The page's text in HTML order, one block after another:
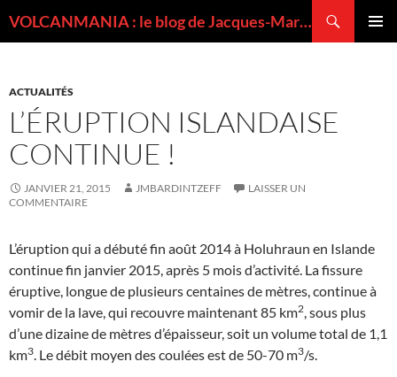
VOLCANMANIA : le blog de Jacques-Marie BARDINTZEFF, volcanologue
ACTUALITÉS
L’ÉRUPTION ISLANDAISE
CONTINUE !
JANVIER 21, 2015 JMBARDINTZEFF
LAISSER UN
COMMENTAIRE
L’éruption qui a débuté fin août 2014 à Holuhraun en Islande
continue fin janvier 2015, après 5 mois d’activité. La fissure
éruptive, longue de plusieurs centaines de mètres, continue à
vomir de la lave, qui recouvre maintenant 85 km2, sous plus
d’une dizaine de mètres d’épaisseur, soit un volume total de 1,1
km3. Le débit moyen des coulées est de 50-70 m3/s.